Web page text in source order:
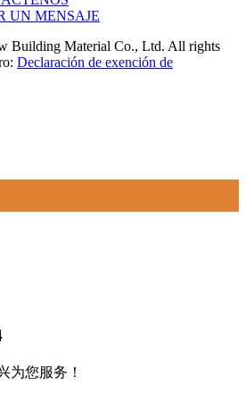
UN MENSAJE
Building Material Co., Ltd. All rights
Declaración de exención de
为您服务！